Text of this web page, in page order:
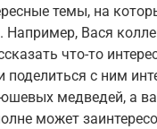
темы, на
Вася
что-то
поделиться с ним
медведей, а
может